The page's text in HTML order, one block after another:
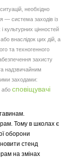
необхідно
— система заходів із
культурних цінностей
внаслідок цих дій, а
та техногенного
захисту
надзвичайним
заходами:
або сповіщувачі
Тому в школах є
оборони
стенд
на змінах